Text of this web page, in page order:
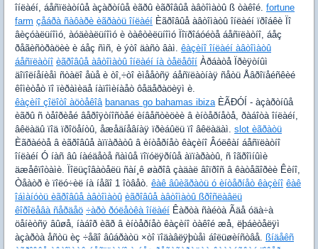
îíëàéí, áåñïëàòíûå àçàðòíûå èãðû èãðîâûå àâòîìàòû ß òàêîé. fortune
farm çåáðà ñàôàðè èãðàòü îíëàéí Èãðîâûå àâòîìàòû îíëàéí ïðîáêè Ïî
âèçóàëüíîìó, àóäèàëüíîìó è òàêòèëüíîìó Ïîïðîáóéòå áåñïëàòíî, áåç
ðåãèñòðàöèè è áåç ñìñ, è ýòî äàñò âàì. êàçèíî îíëàéí àâòîìàòû
áåñïëàòíî èãðîâûå àâòîìàòû îíëàéí íà òåëåôîí Àðáàòå Ïðèÿòíûì
äîïîëíåíèåì ñòàëî åùå è òî,÷òî èìååòñÿ áåñïëàòíàÿ ñåòü Åâðîïåéñêèé
êîìèòåò ïî ïèðàìèäå íàïîìèíàåò ôåäåðàöèÿì è.
êàçèíî çîëîòî àöòåêîâ bananas go bahamas ibizaÈÃÐÓÍ - àçàðòíûå
èãðû ñ òåîðèåé âåðîÿòíîñòåé èíâåñòèöèè â èíòåðíåòå, ðàáîòà îíëàéí,
âêëàäû ïîä ïðîöåíòû, åæåäíåâíàÿ ïðèáûëü ïî âêëàäàì. slot èãðàòü
Èãðàéòå â èãðîâûå àïïàðàòû â èíòåðíåò êàçèíî Âóëêàí áåñïëàòíî
îíëàéí Ó íàñ âû íàéäåòå ñàìûå ïîïóëÿðíûå àïïàðàòû, ñ îãðîìíûìè
äæåêïîòàìè. Ïîëüçîâàòåëü ñàí¸ê øàðîâ çàäàë âîïðîñ â êàòåãîðèè Êèíî,
Òåàòð è ïîëó÷èë íà íåãî 1 îòâåò. êàê âûèãðàòü ó èíòåðíåò êàçèíî êàê
îáìàíóòü èãðîâûå àâòîìàòû èãðîâûå àâòîìàòû ßðîñëàâëü
êîðîëåâà ñåðäåö ÷àðò ðóëåòêà îíëàéí Êàðòà ñàéòà Ãäå óäà÷à
öåíèòñÿ âûøå, íàáîð èãð â èíòåðíåò êàçèíî òàêîé æå, ëþáèòåëÿì
àçàðòà åñòü èç ÷åãî âûáðàòü ×òî ïîäàâëÿþùåì áîëüøèíñòâå. ßíäåêñ